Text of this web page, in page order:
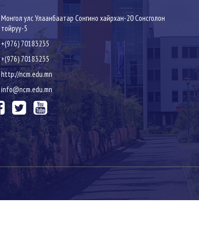
Монгол улс Улаанбаатар Сонгино хайрхан-20 Сонсголон
тойруу-5
+(976) 70183235
+(976) 70183235
http://ncm.edu.mn
info@ncm.edu.mn